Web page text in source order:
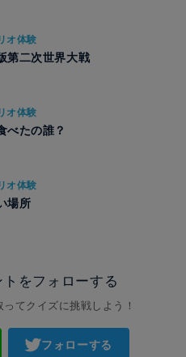
オ体験
第二次世界大戦
オ体験
べたの誰？
オ体験
場所
をフォローする
てクイズに挑戦しよう！
フォローする